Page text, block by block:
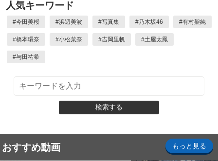
人気キーワード
#今田美桜 #浜辺美波 #写真集 #乃木坂46 #有村架純
#橋本環奈 #小松菜奈 #吉岡里帆 #土屋太鳳
#与田祐希
検索する
おすすめ動画 もっと見る